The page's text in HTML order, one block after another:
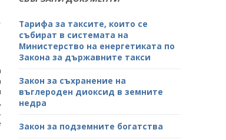
Тарифа за таксите, които се
събират в системата на
Министерство на енергетиката по
Закона за държавните такси
Закон за съхранение на
въглероден диоксид в земните
недра
Закон за подземните богатства